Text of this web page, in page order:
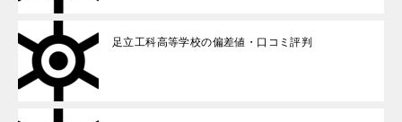
足立工科高等学校の偏差値・口コミ評判